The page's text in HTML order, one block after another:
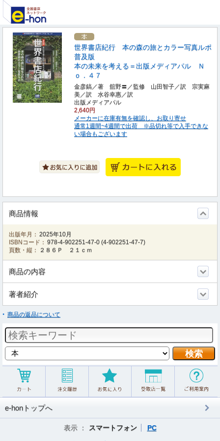
世界書店紀行 本の森の旅とカラー写真ルポ
普及版
本の未来を考える＝出版メディアパル Ｎ
ｏ．４７
金彦鎬／著 舘野〓／監修 山田智子／訳 宗実麻
美／訳 水谷幸惠／訳
出版メディアパル
2,640円
メーカーに在庫有無を確認し、お取り寄せ
通常1週間~4週間で出荷 ※品切れ等で入手できな
い場合もございます
商品情報
出版年月： 2025年10月
ISBNコード： 978-4-902251-47-0 (4-902251-47-7)
頁数・縦：
２８６Ｐ ２１ｃｍ
商品の内容
著者紹介
商品の返品について
e-honトップへ
表示 ： スマートフォン PC